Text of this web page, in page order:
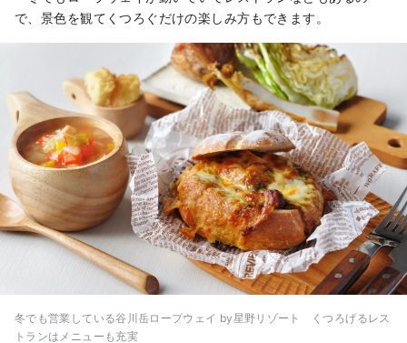
で、景色を観てくつろぐだけの楽しみ方もできます。
冬でも営業している谷川岳ロープウェイ by星野リゾート くつろげるレス
トランはメニューも充実